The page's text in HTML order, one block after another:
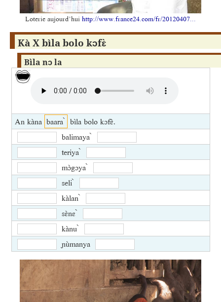
Loterie aujourd’huihttp://www.france24.com/fr/20120407...
Kà X bìla bolo kɔfɛ̀
Bìla nɔ la
An kàna baara ̀ bìla bolo kɔfɛ̀.
balimaya ̀
teriya ̀
mɔ̀gɔya ̀
seli ̀
kàlan ̀
sɛ̀nɛ ̀
kànu ̀
ɲùmanya